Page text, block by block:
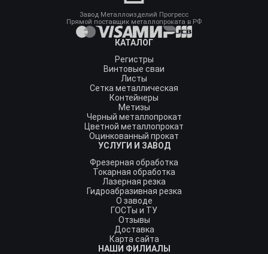
Завод Металлоизделий Прогресс
Прямой поставщик металлопроката в РФ
КАТАЛОГ
Регистры
Винтовые сваи
Листы
Сетка металлическая
Контейнеры
Метизы
Черный металлопрокат
Цветной металлопрокат
Оцинкованный прокат
УСЛУГИ И ЗАВОД
Фрезерная обработка
Токарная обработка
Лазерная резка
Гидроабразивная резка
О заводе
ГОСТы и ТУ
Отзывы
Доставка
Карта сайта
НАШИ ФИЛИАЛЫ